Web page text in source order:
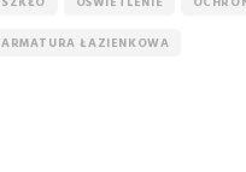
ARMATURA ŁAZIENKOWA